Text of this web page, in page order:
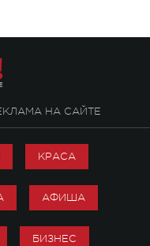
НА САЙТЕ
КРАСА
АФИША
БИЗНЕС